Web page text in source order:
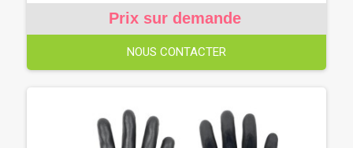
Prix sur demande
NOUS CONTACTER